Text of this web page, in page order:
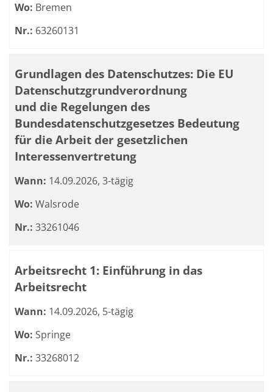
Wo: Bremen
Nr.: 63260131
Grundlagen des Datenschutzes: Die EU
Datenschutzgrundverordnung
und die Regelungen des
Bundesdatenschutzgesetzes Bedeutung
für die Arbeit der gesetzlichen
Interessenvertretung
Wann: 14.09.2026, 3-tägig
Wo: Walsrode
Nr.: 33261046
Arbeitsrecht 1: Einführung in das
Arbeitsrecht
Wann: 14.09.2026, 5-tägig
Wo: Springe
Nr.: 33268012